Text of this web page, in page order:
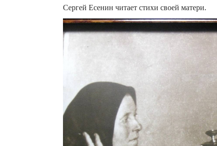
Сергей Есенин читает стихи своей матери.